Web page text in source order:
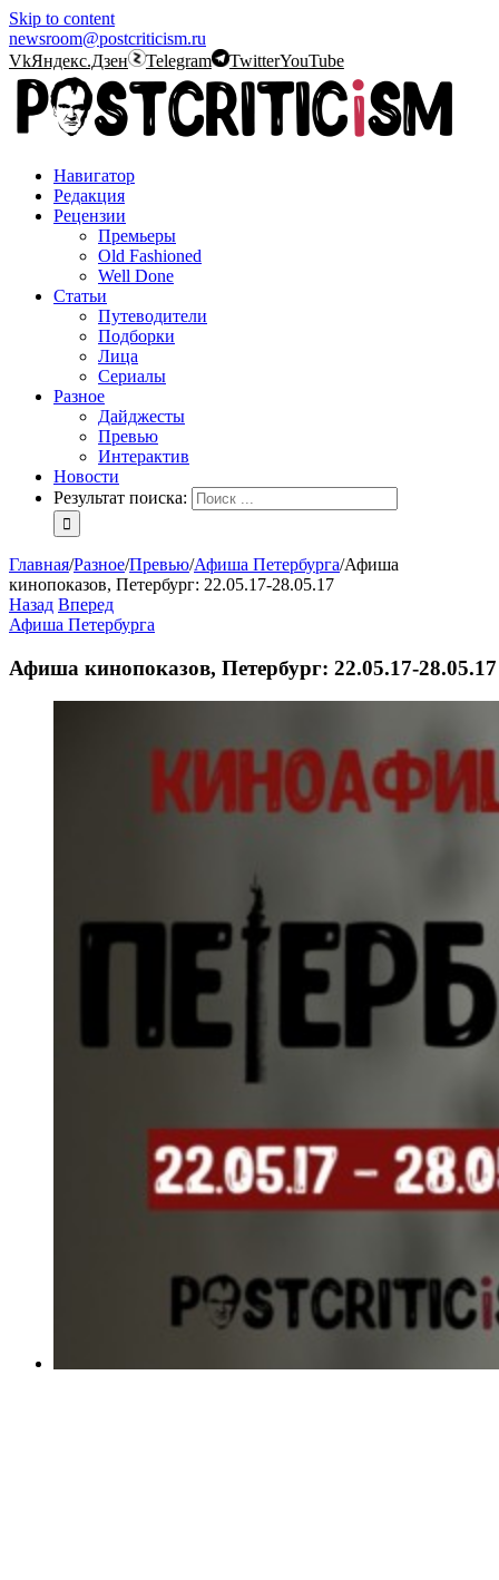
Skip to content
newsroom@postcriticism.ru
VkЯндекс.Дзен Telegram TwitterYouTube
Навигатор
Редакция
Рецензии
Премьеры
Old Fashioned
Well Done
Статьи
Путеводители
Подборки
Лица
Сериалы
Разное
Дайджесты
Превью
Интерактив
Новости
Результат поиска:
Главная/Разное/Превью/Афиша Петербурга/Афиша
кинопоказов, Петербург: 22.05.17-28.05.17
Назад Вперед
Афиша Петербурга
Афиша кинопоказов, Петербург: 22.05.17-28.05.17